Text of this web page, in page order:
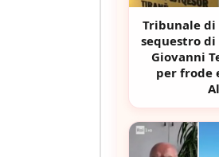
Tribunale di
sequestro di
Giovanni
per frode